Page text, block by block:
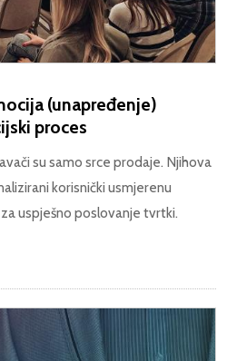
(unapređenje)
proces
su samo srce prodaje. Njihova
korisnički usmjerenu
uspješno poslovanje tvrtki.